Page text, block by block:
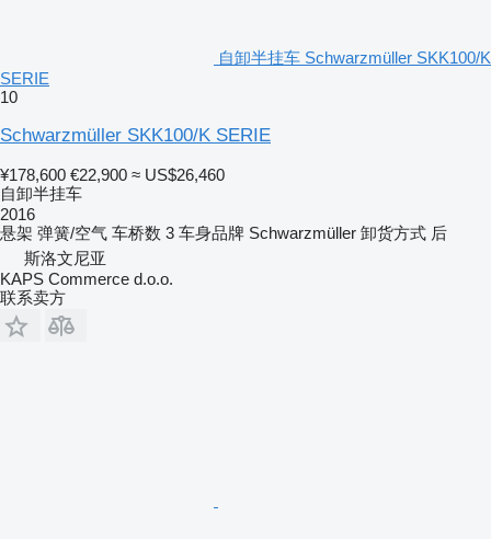
自卸半挂车 Schwarzmüller SKK100/K
SERIE
10
Schwarzmüller SKK100/K SERIE
¥178,600 €22,900 ≈ US$26,460
自卸半挂车
2016
悬架 弹簧/空气 车桥数 3 车身品牌 Schwarzmüller 卸货方式 后
斯洛文尼亚
KAPS Commerce d.o.o.
联系卖方